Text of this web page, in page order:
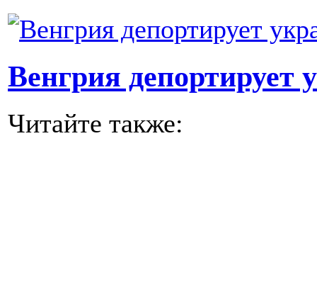
Венгрия депортирует
Читайте также: